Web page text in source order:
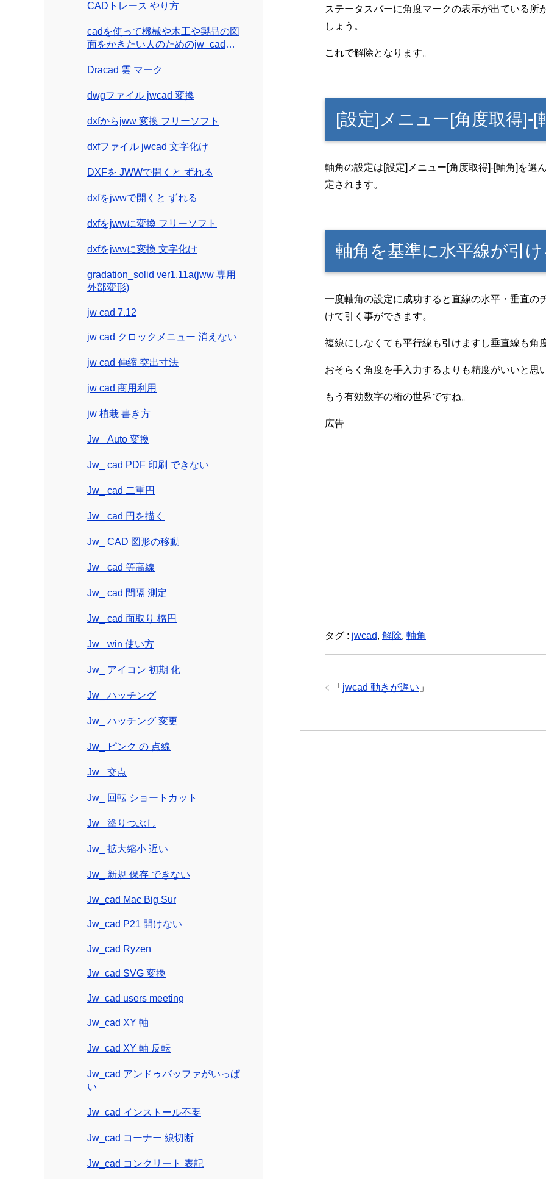
ステータスバーに角度マークの表示が出ている
しょう。
これで解除となります。
[設定]メニュー[角度取得]-[
軸角の設定は[設定]メニュー[角度取得]-[軸角]を選
定されます。
軸角を基準に水平線が引
一度軸角の設定に成功すると直線の水平・垂直の
けて引く事ができます。
複線にしなくても平行線も引けますし垂直線も角
おそらく角度を手入力するよりも精度がいいと思
もう有効数字の桁の世界ですね。
広告
タグ : jwcad, 解除, 軸角
「 jwcad 動きが遅い 」
CADトレース やり方
cadを使って機械や木工や製品の図
面をかきたい人のためのjw_cad製
Dracad 雲 マーク
dwgファイル jwcad 変換
dxfからjww 変換 フリーソフト
dxfファイル jwcad 文字化け
DXFを JWWで開くと ずれる
dxfをjwwで開くと ずれる
dxfをjwwに変換 フリーソフト
dxfをjwwに変換 文字化け
gradation_solid ver1.11a(jww 専用
外部変形)
jw cad 7.12
jw cad クロックメニュー 消えない
jw cad 伸縮 突出寸法
jw cad 商用利用
jw 植栽 書き方
Jw_ Auto 変換
Jw_ cad PDF 印刷 できない
Jw_ cad 二重円
Jw_ cad 円を描く
Jw_ CAD 図形の移動
Jw_ cad 等高線
Jw_ cad 間隔 測定
Jw_ cad 面取り 楕円
Jw_ win 使い方
Jw_ アイコン 初期 化
Jw_ ハッチング
Jw_ ハッチング 変更
Jw_ ピンク の 点線
Jw_ 交点
Jw_ 回転 ショートカット
Jw_ 塗りつぶし
Jw_ 拡大縮小 遅い
Jw_ 新規 保存 できない
Jw_cad Mac Big Sur
Jw_cad P21 開けない
Jw_cad Ryzen
Jw_cad SVG 変換
Jw_cad users meeting
Jw_cad XY 軸
Jw_cad XY 軸 反転
Jw_cad アンドゥバッファがいっぱ
い
Jw_cad インストール不要
Jw_cad コーナー 線切断
Jw_cad コンクリート 表記